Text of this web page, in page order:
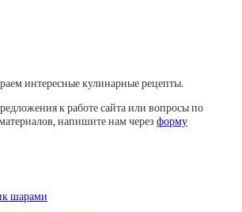
интересные кулинарные рецепты.
к работе сайта или вопросы по
напишите нам через форму
шарами